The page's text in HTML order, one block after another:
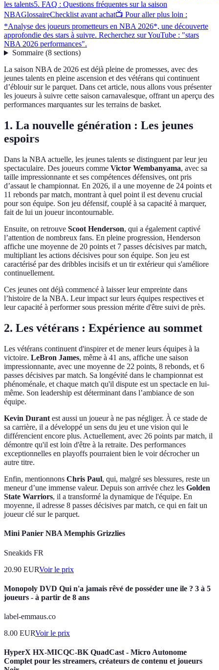
les talents5. FAQ : Questions fréquentes sur la saison
NBAGlossaireChecklist avant achat📺 Pour aller plus loin :
*Analyse des joueurs prometteurs en NBA 2026*, une découverte
approfondie des stars à suivre. Recherchez sur YouTube : "stars
NBA 2026 performances".
Sommaire(8 sections)
La saison NBA de 2026 est déjà pleine de promesses, avec des
jeunes talents en pleine ascension et des vétérans qui continuent
d’éblouir sur le parquet. Dans cet article, nous allons vous présenter
les joueurs à suivre cette saison carnavalesque, offrant un aperçu des
performances marquantes sur les terrains de basket.
1. La nouvelle génération : Les jeunes
espoirs
Dans la NBA actuelle, les jeunes talents se distinguent par leur jeu
spectaculaire. Des joueurs comme Victor Wembanyama, avec sa
taille impressionnante et ses compétences défensives, ont pris
d’assaut le championnat. En 2026, il a une moyenne de 24 points et
11 rebonds par match, montrant à quel point il est devenu crucial
pour son équipe. Son jeu défensif, couplé à sa capacité à marquer,
fait de lui un joueur incontournable.
Ensuite, on retrouve Scoot Henderson, qui a également captivé
l’attention de nombreux fans. En pleine progression, Henderson
affiche une moyenne de 20 points et 7 passes décisives par match,
multipliant les actions décisives pour son équipe. Son jeu est
caractérisé par des dribbles incisifs et un tir extérieur qui s'améliore
continuellement.
Ces jeunes ont déjà commencé à laisser leur empreinte dans
l’histoire de la NBA. Leur impact sur leurs équipes respectives et
leur capacité à performer sous pression mérite d'être suivi de près.
2. Les vétérans : Expérience au sommet
Les vétérans continuent d'inspirer et de mener leurs équipes à la
victoire. LeBron James, même à 41 ans, affiche une saison
impressionnante, avec une moyenne de 22 points, 8 rebonds, et 6
passes décisives par match. Sa longévité dans le championnat est
phénoménale, et chaque match qu'il dispute est un spectacle en lui-
même. Son leadership est déterminant dans l’ambiance de son
équipe.
Kevin Durant est aussi un joueur à ne pas négliger. À ce stade de
sa carrière, il a développé un sens du jeu et une vision qui le
différencient encore plus. Actuellement, avec 26 points par match, il
démontre qu'il est loin d'être à la retraite. Des performances
exceptionnelles en playoffs pourraient bien le voir décrocher un
autre titre.
Enfin, mentionnons Chris Paul, qui, malgré ses blessures, reste un
meneur d’une immense valeur. Depuis son arrivée chez les Golden
State Warriors, il a transformé la dynamique de l'équipe. En
moyenne, il adresse 8 passes décisives par match, ce qui en fait un
joueur clé sur le parquet.
Mini Panier NBA Memphis Grizzlies
Sneakids FR
20.90 EURVoir le prix
Monopoly DVD Qui n'a jamais rêvé de posséder une ile ? 3 à 5
joueurs - à partir de 8 ans
label-emmaus.co
8.00 EURVoir le prix
HyperX HX-MICQC-BK QuadCast - Micro Autonome
Complet pour les streamers, créateurs de contenu et joueurs